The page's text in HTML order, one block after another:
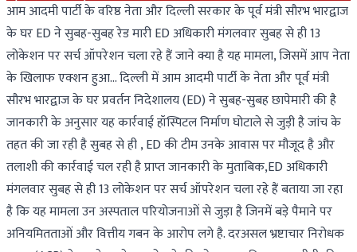
आम आदमी पार्टी के वरिष्ठ नेता और दिल्ली सरकार के पूर्व मंत्री सौरभ भारद्वाज
के घर ED ने सुबह-सुबह रेड मारी ED अधिकारी मंगलवार सुबह से ही 13
लोकेशन पर सर्च ऑपरेशन चला रहे हैं जाने क्या है यह मामला, जिसमें आप नेता
के खिलाफ एक्शन हुआ... दिल्ली में आम आदमी पार्टी के नेता और पूर्व मंत्री
सौरभ भारद्वाज के घर प्रवर्तन निदेशालय (ED) ने सुबह-सुबह छापेमारी की है
जानकारी के अनुसार यह कार्रवाई हॉस्पिटल निर्माण घोटाले से जुड़ी है जांच के
तहत की जा रही है सुबह से ही , ED की टीम उनके आवास पर मौजूद है और
तलाशी की कार्रवाई चल रही है प्राप्त जानकारी के मुताबिक,ED अधिकारी
मंगलवार सुबह से ही 13 लोकेशन पर सर्च ऑपरेशन चला रहे हैं बताया जा रहा
है कि यह मामला उन अस्पताल परियोजनाओं से जुड़ा है जिनमें बड़े पैमाने पर
अनियमितताओं और वित्तीय गबन के आरोप लगे है. दरअसल भ्रष्टाचार निरोधक